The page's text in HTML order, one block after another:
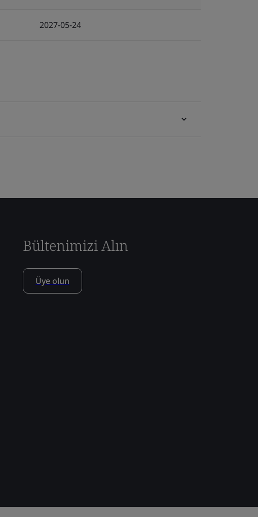
2027-05-24
Bültenimizi Alın
Üye olun